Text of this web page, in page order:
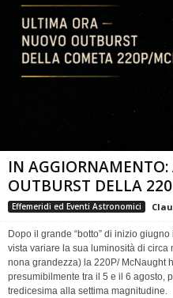
IN AGGIORNAMENTO:
OUTBURST DELLA
Effemeridi ed Eventi Astronomici
Dopo il grande “botto” di inizio
vista variare la sua luminosità di
nona grandezza) la 220P/ McNaught
presumibilmente tra il 5 e il 6 agosto,
tredicesima alla settima magnitudine.